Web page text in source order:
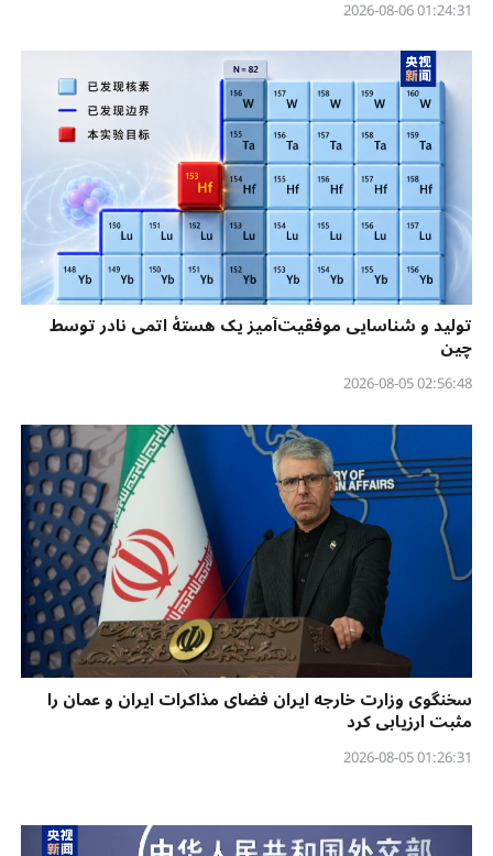
01:24:31 2026-08-06
تولید و شناسایی موفقیت‌آمیز یک هستهٔ اتمی نادر توسط
چین
02:56:48 2026-08-05
سخنگوی وزارت خارجه ایران فضای مذاکرات ایران و عمان را
مثبت ارزیابی کرد
01:26:31 2026-08-05